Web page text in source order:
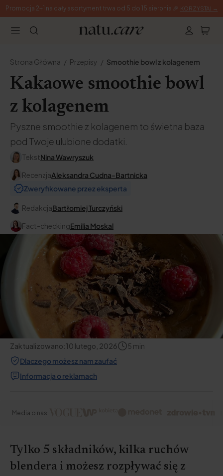
Promocja 2+1 na cały asortyment trwa od 5 do 15 sierpnia 🎉 KORZYSTAJ →
Strona Główna Przepisy Smoothie bowl z kolagenem
Kakaowe smoothie bowl
z kolagenem
Pyszne smoothie z kolagenem to świetna baza
pod Twoje ulubione dodatki.
TekstNina Wawryszuk
RecenzjaAleksandra Cudna-Bartnicka
Zweryfikowane przez eksperta
RedakcjaBartłomiej Turczyński
Fact-checkingEmilia Moskal
Zaktualizowano:10 lutego, 2026 5 min
Dlaczego możesz nam zaufać
Informacja o reklamach
Media o nas:
Tylko 5 składników, kilka ruchów
blendera i możesz rozpływać się z